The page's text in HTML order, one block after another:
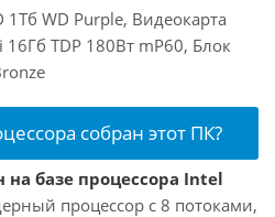
1Тб WD Purple, Видеокарта
16Гб TDP 180Вт mP60, Блок
собран этот ПК?
базе процессора Intel
процессор с 8 потоками,